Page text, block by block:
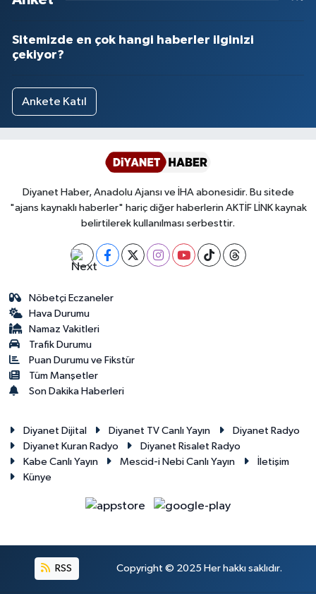
Sitemizde en çok hangi haberler ilginizi
çekiyor?
Ankete Katıl
Diyanet Haber, Anadolu Ajansı ve İHA abonesidir. Bu sitede
"ajans kaynaklı haberler" hariç diğer haberlerin AKTİF LİNK kaynak
belirtilerek kullanılması serbesttir.
Nöbetçi Eczaneler
Hava Durumu
Namaz Vakitleri
Trafik Durumu
Puan Durumu ve Fikstür
Tüm Manşetler
Son Dakika Haberleri
Diyanet Dijital Diyanet TV Canlı Yayın
Diyanet Radyo
Diyanet Kuran Radyo
Diyanet Risalet Radyo
Kabe Canlı Yayın
Mescid-i Nebi Canlı Yayın
İletişim
Künye
RSS Copyright © 2025 Her hakkı saklıdır.
Zonguldak Müftülüğü